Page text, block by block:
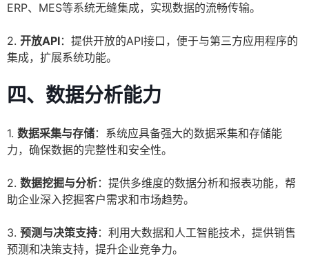
ERP、MES等系统无缝集成，实现数据的流畅传输。
2. 开放API：提供开放的API接口，便于与第三方应用程序的
集成，扩展系统功能。
四、数据分析能力
1. 数据采集与存储：系统应具备强大的数据采集和存储能
力，确保数据的完整性和安全性。
2. 数据挖掘与分析：提供多维度的数据分析和报表功能，帮
助企业深入挖掘客户需求和市场趋势。
3. 预测与决策支持：利用大数据和人工智能技术，提供销售
预测和决策支持，提升企业竞争力。